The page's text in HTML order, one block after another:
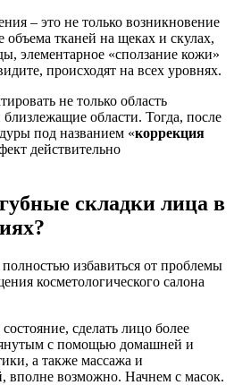
– это не только возникновение
тканей на щеках и скулах,
элементарное «сползание кожи»
происходят на всех уровнях.
не только область
области. Тогда, после
под названием «коррекция
действительно
складки лица в
избавиться от проблемы
косметологического салона
сделать лицо более
с помощью домашней и
а также массажа и
вполне возможно. Начнем с масок.